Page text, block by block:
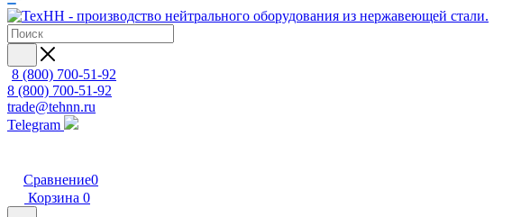
8 (800) 700-51-92
8 (800) 700-51-92
trade@tehnn.ru
Telegram
Сравнение0
Корзина 0